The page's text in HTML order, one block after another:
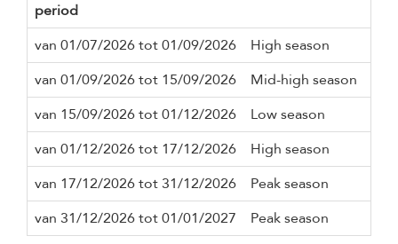
period
van 01/07/2026 tot 01/09/2026
High season
van 01/09/2026 tot 15/09/2026
Mid-high season
van 15/09/2026 tot 01/12/2026
Low season
van 01/12/2026 tot 17/12/2026
High season
van 17/12/2026 tot 31/12/2026
Peak season
van 31/12/2026 tot 01/01/2027
Peak season